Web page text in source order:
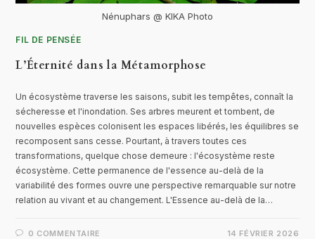
Nénuphars @ KIKA Photo
FIL DE PENSÉE
L’Éternité dans la Métamorphose
Un écosystème traverse les saisons, subit les tempêtes, connaît la
sécheresse et l'inondation. Ses arbres meurent et tombent, de
nouvelles espèces colonisent les espaces libérés, les équilibres se
recomposent sans cesse. Pourtant, à travers toutes ces
transformations, quelque chose demeure : l'écosystème reste
écosystème. Cette permanence de l'essence au-delà de la
variabilité des formes ouvre une perspective remarquable sur notre
relation au vivant et au changement. L'Essence au-delà de la…
0 COMMENTAIRE 14 FÉVRIER 2026